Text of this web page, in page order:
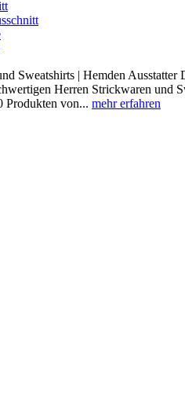
Sweatshirts | Hemden Ausstatter
Herren Strickwaren und
Produkten von... mehr erfahren